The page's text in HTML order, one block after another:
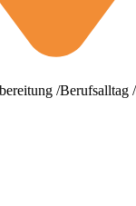
/Berufsalltag